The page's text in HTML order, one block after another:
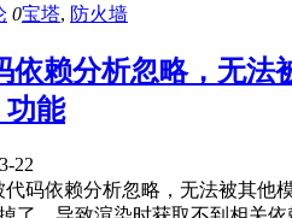
0宝塔, 防火墙
依赖分析忽略，无
功能
22
码依赖分析忽略，无法被其他